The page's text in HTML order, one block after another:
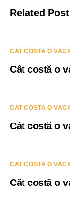
Related
CAT COSTA O
Cât costă o
CAT COSTA O
Cât costă o
CAT COSTA O
Cât costă o